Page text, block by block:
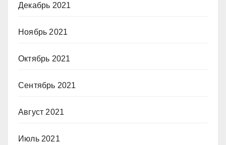
Декабрь 2021
Ноябрь 2021
Октябрь 2021
Сентябрь 2021
Август 2021
Июль 2021